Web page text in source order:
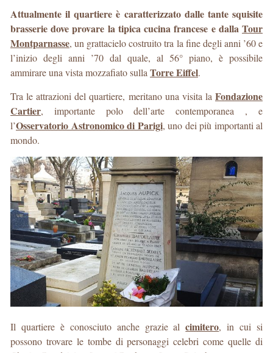
Attualmente il quartiere è caratterizzato dalle tante squisite
brasserie dove provare la tipica cucina francese e dalla Tour
Montparnasse, un grattacielo costruito tra la fine degli anni ’60 e
l’inizio degli anni ’70 dal quale, al 56° piano, è possibile
ammirare una vista mozzafiato sulla Torre Eiffel.
Tra le attrazioni del quartiere, meritano una visita la Fondazione
Cartier, importante polo dell’arte contemporanea , e
l’Osservatorio Astronomico di Parigi, uno dei più importanti al
mondo.
Il quartiere è conosciuto anche grazie alcimitero, in cui si
possono trovare le tombe di personaggi celebri come quelle di